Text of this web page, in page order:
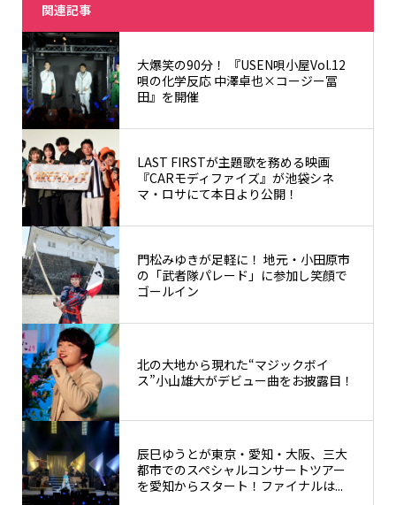
関連記事
大爆笑の90分！ 『USEN唄小屋Vol.12
唄の化学反応 中澤卓也×コージー冨
田』を開催
LAST FIRSTが主題歌を務める映画
『CARモディファイズ』が池袋シネ
マ・ロサにて本日より公開！
門松みゆきが足軽に！ 地元・小田原市
の「武者隊パレード」に参加し笑顔で
ゴールイン
北の大地から現れた“マジックボイ
ス”小山雄大がデビュー曲をお披露目！
辰巳ゆうとが東京・愛知・大阪、三大
都市でのスペシャルコンサートツアー
を愛知からスタート！ファイナルは...